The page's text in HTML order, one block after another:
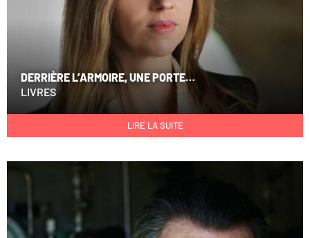
DERRIÈRE L’ARMOIRE, UNE PORTE…
LIVRES
LIRE LA SUITE